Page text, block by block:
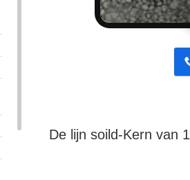
De lijn soild-Kern van